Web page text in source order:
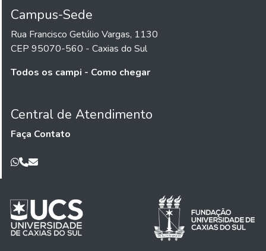
Campus-Sede
Rua Francisco Getúlio Vargas, 1130
CEP 95070-560 - Caxias do Sul
Todos os campi - Como chegar
Central de Atendimento
Faça Contato